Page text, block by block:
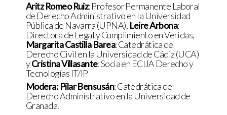
Aritz Romeo Ruiz: Profesor Permanente Laboral
de Derecho Administrativo en la Universidad
Pública de Navarra (UPNA), Leire Arbona:
Directora de Legal y Cumplimiento en Veridas,
Margarita Castilla Barea: Catedrática de
Derecho Civil en la Universidad de Cádiz (UCA)
yCristina Villasante: Socia en ECIJA Derecho y
Tecnologías IT/IP
Modera: Pilar Bensusán: Catedrática de
Derecho Administrativo en la Universidad de
Granada.